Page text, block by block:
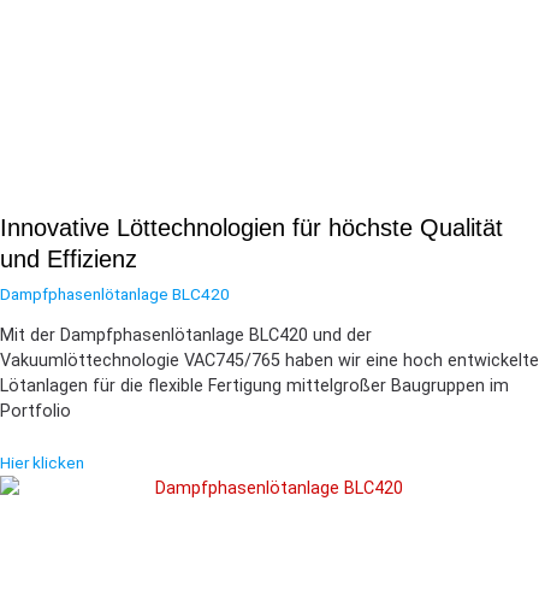
Innovative Löttechnologien für höchste Qualität
und Effizienz
Dampfphasenlötanlage BLC420
Mit der Dampfphasenlötanlage BLC420 und der
Vakuumlöttechnologie VAC745/765 haben wir eine hoch entwickelte
Lötanlagen für die flexible Fertigung mittelgroßer Baugruppen im
Portfolio
Hier klicken